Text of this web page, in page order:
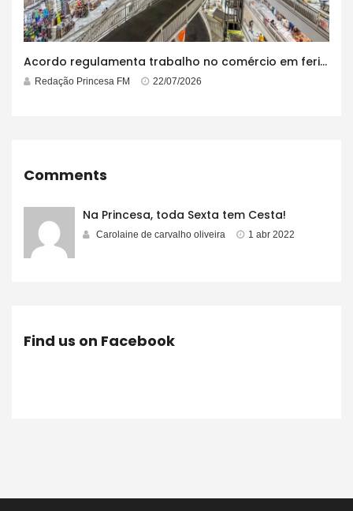
Acordo regulamenta trabalho no comércio em feriados
Redação Princesa FM 22/07/2026
Comments
Na Princesa, toda Sexta tem Cesta!
Carolaine de carvalho oliveira 1 abr 2022
Find us on Facebook